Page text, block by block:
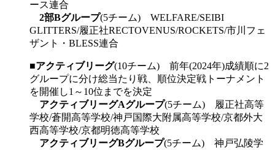
ース連合
2部Bグループ(5チーム) WELFARE/SEIBI
GLITTERS/履正社RECTOVENUS/ROCKETS/市川フェ
ザント・BLESS連合
■アクティブリーグ(10チーム) 前年(2024年)成績順に2
グループに分け総当たり戦、順位決定戦トーナメント
を開催し1～10位までを決定
アクティブリーグAグループ(5チーム) 履正社高等
学校/蒼開高等学校/神戸国際大附属高等学校/京都外大
西高等学校/京都明徳高等学校
アクティブリーグBグループ(5チーム) 神戸弘陵学